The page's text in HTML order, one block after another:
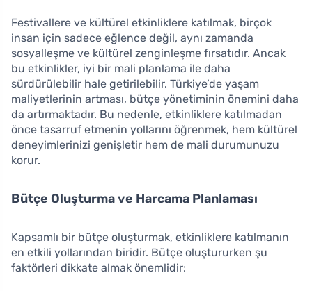
Festivallere ve kültürel etkinliklere katılmak, birçok
insan için sadece eğlence değil, aynı zamanda
sosyalleşme ve kültürel zenginleşme fırsatıdır. Ancak
bu etkinlikler, iyi bir mali planlama ile daha
sürdürülebilir hale getirilebilir. Türkiye’de yaşam
maliyetlerinin artması, bütçe yönetiminin önemini daha
da artırmaktadır. Bu nedenle, etkinliklere katılmadan
önce tasarruf etmenin yollarını öğrenmek, hem kültürel
deneyimlerinizi genişletir hem de mali durumunuzu
korur.
Bütçe Oluşturma ve Harcama Planlaması
Kapsamlı bir bütçe oluşturmak, etkinliklere katılmanın
en etkili yollarından biridir. Bütçe oluştururken şu
faktörleri dikkate almak önemlidir: